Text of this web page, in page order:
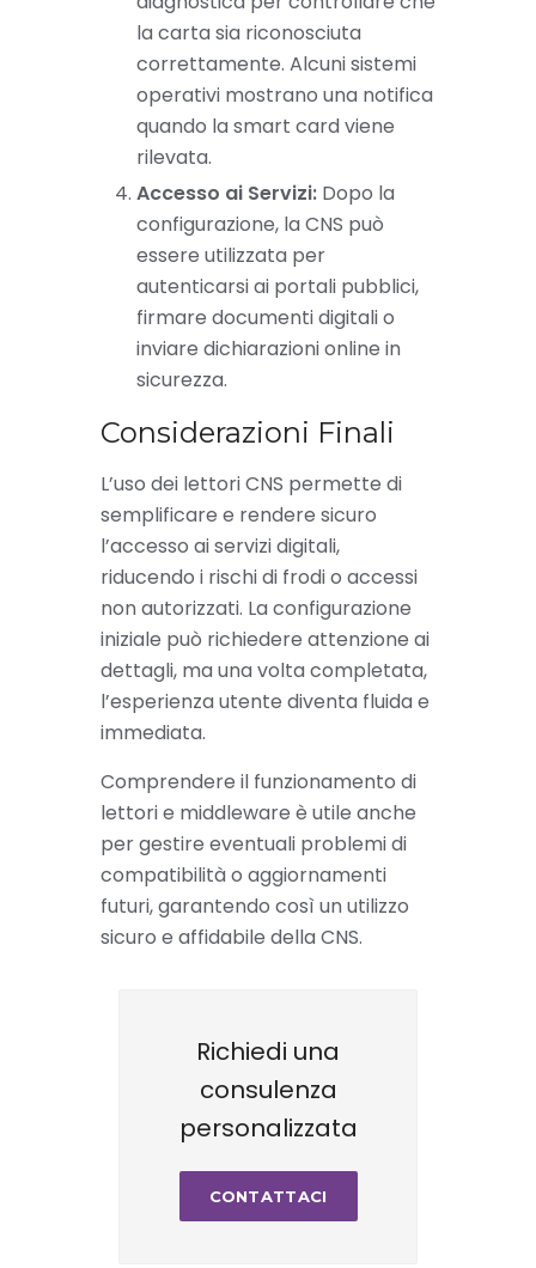
la carta sia riconosciuta
correttamente. Alcuni sistemi
operativi mostrano una notifica
quando la smart card viene
rilevata.
Accesso ai Servizi: Dopo la
configurazione, la CNS può
essere utilizzata per
autenticarsi ai portali pubblici,
firmare documenti digitali o
inviare dichiarazioni online in
sicurezza.
Considerazioni Finali
L’uso dei lettori CNS permette di
semplificare e rendere sicuro
l’accesso ai servizi digitali,
riducendo i rischi di frodi o accessi
non autorizzati. La configurazione
iniziale può richiedere attenzione ai
dettagli, ma una volta completata,
l’esperienza utente diventa fluida e
immediata.
Comprendere il funzionamento di
lettori e middleware è utile anche
per gestire eventuali problemi di
compatibilità o aggiornamenti
futuri, garantendo così un utilizzo
sicuro e affidabile della CNS.
Richiedi una
consulenza
personalizzata
CONTATTACI